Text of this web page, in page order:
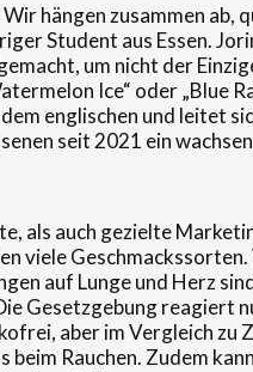
hängen zusammen
Student aus Essen.
um nicht der
Ice“ oder „Blue
englischen und leitet
seit 2021 ein
als auch gezielte
viele
auf Lunge und Herz
Gesetzgebung reagiert
aber im Vergleich zu
Rauchen. Zudem